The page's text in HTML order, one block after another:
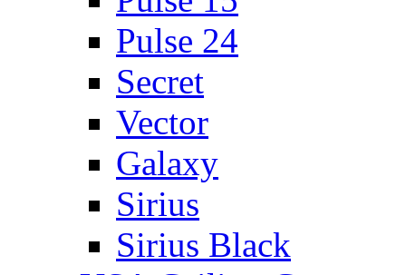
Pulse 24
Secret
Vector
Galaxy
Sirius
Sirius Black